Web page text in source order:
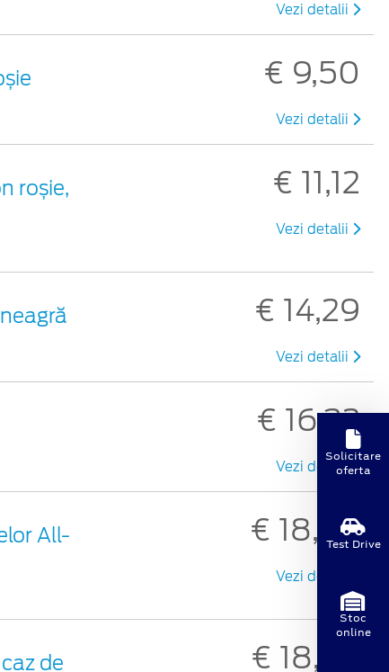
Vezi detalii
€ 9,50
Vezi detalii
roșie,
€ 11,12
Vezi detalii
€ 14,29
Vezi detalii
€ 16,32
Vezi detalii
All-
€ 18,30
Vezi detalii
de
€ 18,98
Solicitare
oferta
Test Drive
Stoc
online